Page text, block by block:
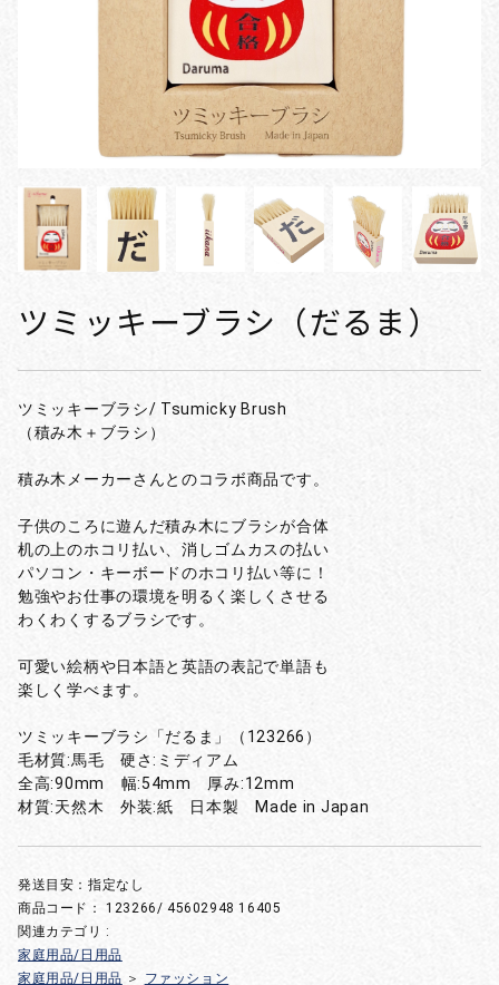
ツミッキーブラシ（だるま）
ツミッキーブラシ/ Tsumicky Brush
（積み木＋ブラシ）
積み木メーカーさんとのコラボ商品です。
子供のころに遊んだ積み木にブラシが合体
机の上のホコリ払い、消しゴムカスの払い
パソコン・キーボードのホコリ払い等に！
勉強やお仕事の環境を明るく楽しくさせる
わくわくするブラシです。
可愛い絵柄や日本語と英語の表記で単語も
楽しく学べます。
ツミッキーブラシ「だるま」（123266）
毛材質:馬毛 硬さ:ミディアム
全高:90mm 幅:54mm 厚み:12mm
材質:天然木 外装:紙 日本製 Made in Japan
発送目安：指定なし
商品コード：123266/ 45602948 16405
関連カテゴリ :
家庭用品/日用品
家庭用品/日用品 ＞
ファッション